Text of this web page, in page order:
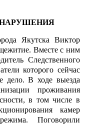
Якутска Виктор
Вместе с ним
Следственного
которого сейчас
дело. В ходе выезда
проживания
в том числе в
камер
Поговорили